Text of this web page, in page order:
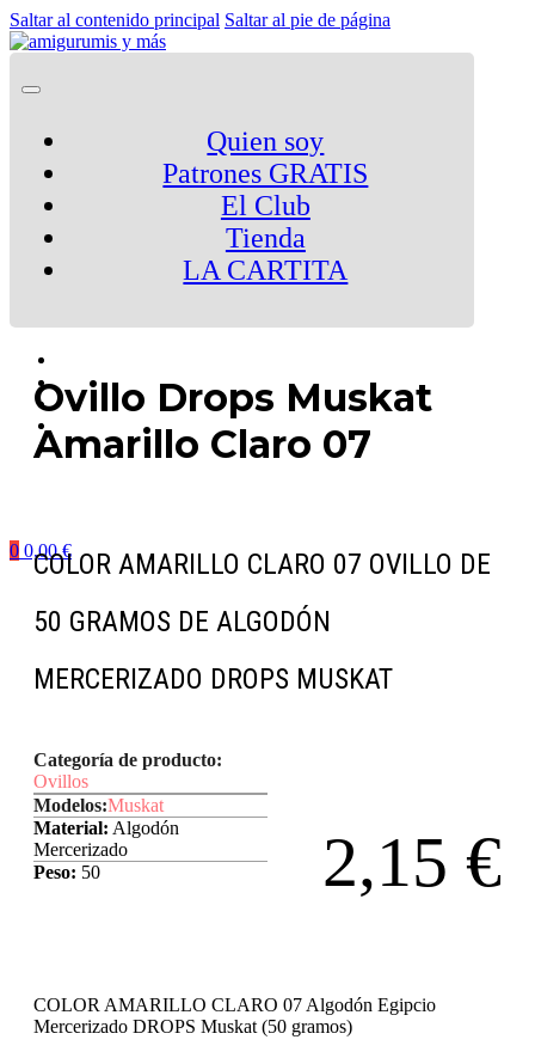
Saltar al contenido principal Saltar al pie de página
Quien soy
Patrones GRATIS
El Club
Tienda
LA CARTITA
0 0,00€
Ovillo Drops Muskat
Amarillo Claro 07
COLOR AMARILLO CLARO 07 OVILLO DE
50 GRAMOS DE ALGODÓN
MERCERIZADO DROPS MUSKAT
Categoría de producto:
Ovillos
Modelos:Muskat
Material: Algodón
Mercerizado
Peso: 50 2,15 €
COLOR AMARILLO CLARO 07 Algodón Egipcio
Mercerizado DROPS Muskat (50 gramos)